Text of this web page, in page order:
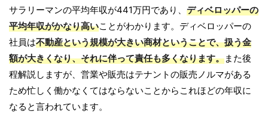
サラリーマンの平均年収が441万円であり、 ディベロッパーの
平均年収がかなり高いことがわかります。ディベロッパーの
社員は不動産という規模が大きい商材ということで、扱う金
額が大きくなり、それに伴って責任も多くなります。また後
程解説しますが、営業や販売はテナントの販売ノルマがある
ため忙しく働かなくてはならないことからこれほどの年収に
なると言われています。